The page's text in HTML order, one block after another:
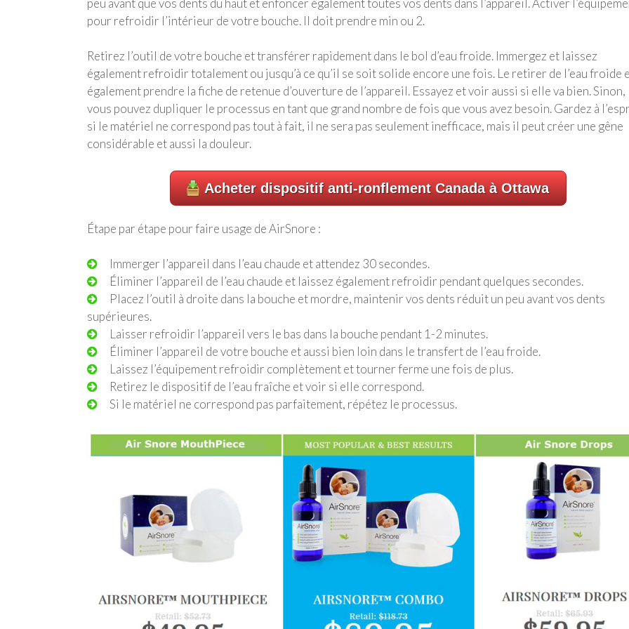
peu avant que vos dents du haut et enfoncer également toutes vos dents dans l’appareil. Activer
pour refroidir l’intérieur de votre bouche. Il doit prendre min ou 2.
Retirez l’outil de votre bouche et transférer rapidement dans le bol d’eau froide. Immergez et laissez
également refroidir totalement ou jusqu’à ce qu’il se soit solide encore une fois. Le retirer de l’eau froide
également prendre la fiche de retenue d’ouverture de l’appareil. Essayez et voir aussi si elle va bien. Sinon,
vous pouvez dupliquer le processus en tant que grand nombre de fois que vous avez besoin. Gardez à
si le matériel ne correspond pas tout à fait, il ne sera pas seulement inefficace, mais il peut créer une gêne
considérable et aussi la douleur.
Acheter dispositif anti-ronflement Canada à Ottawa
Étape par étape pour faire usage de AirSnore :
Immerger l’appareil dans l’eau chaude et attendez 30 secondes.
Éliminer l’appareil de l’eau chaude et laissez également refroidir pendant quelques secondes.
Placez l’outil à droite dans la bouche et mordre, maintenir vos dents réduit un peu avant vos dents
supérieures.
Laisser refroidir l’appareil vers le bas dans la bouche pendant 1-2 minutes.
Éliminer l’appareil de votre bouche et aussi bien loin dans le transfert de l’eau froide.
Laissez l’équipement refroidir complètement et tourner ferme une fois de plus.
Retirez le dispositif de l’eau fraîche et voir si elle correspond.
Si le matériel ne correspond pas parfaitement, répétez le processus.